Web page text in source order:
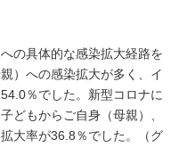
の具体的な感染拡大経路を
）への感染拡大が多く、イ
％でした。新型コロナに
どもからご自身（母親）、
大率が36.8％でした。（グ